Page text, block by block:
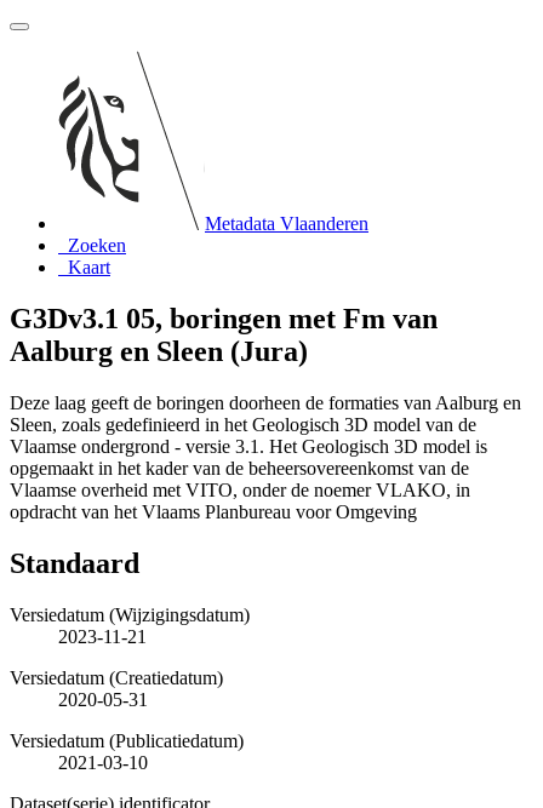
Metadata Vlaanderen
Zoeken
Kaart
G3Dv3.1 05, boringen met Fm van
Aalburg en Sleen (Jura)
Deze laag geeft de boringen doorheen de formaties van Aalburg en
Sleen, zoals gedefinieerd in het Geologisch 3D model van de
Vlaamse ondergrond - versie 3.1. Het Geologisch 3D model is
opgemaakt in het kader van de beheersovereenkomst van de
Vlaamse overheid met VITO, onder de noemer VLAKO, in
opdracht van het Vlaams Planbureau voor Omgeving
Standaard
Versiedatum (Wijzigingsdatum)
2023-11-21
Versiedatum (Creatiedatum)
2020-05-31
Versiedatum (Publicatiedatum)
2021-03-10
Dataset(serie) identificator